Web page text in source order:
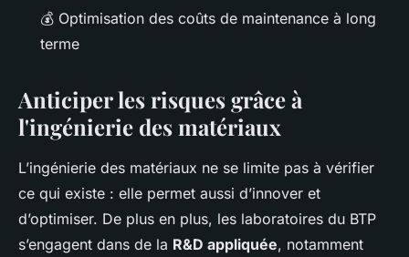
💰 Optimisation des coûts de maintenance à long
terme
Anticiper les risques grâce à
l'ingénierie des matériaux
L’ingénierie des matériaux ne se limite pas à vérifier
ce qui existe : elle permet aussi d’innover et
d’optimiser. De plus en plus, les laboratoires du BTP
s’engagent dans de la R&D appliquée, notamment